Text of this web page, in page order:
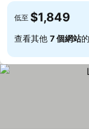
低至 $1,849
查看其他 7 個網站